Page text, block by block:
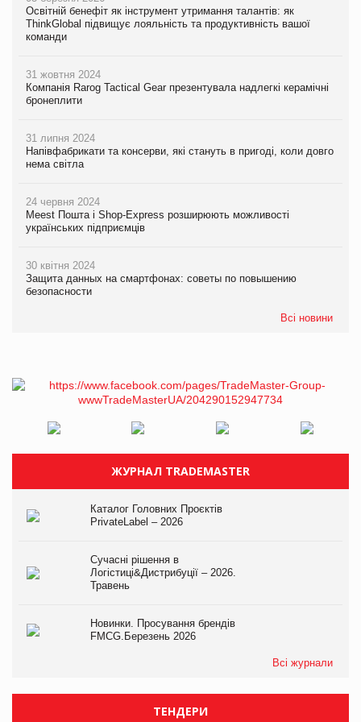
Освітній бенефіт як інструмент утримання талантів: як
ThinkGlobal підвищує лояльність та продуктивність вашої
команди
31 жовтня 2024
Компанія Rarog Tactical Gear презентувала надлегкі керамічні
бронеплити
31 липня 2024
Напівфабрикати та консерви, які стануть в пригоді, коли довго
нема світла
24 червня 2024
Meest Пошта і Shop-Express розширюють можливості
українських підприємців
30 квітня 2024
Защита данных на смартфонах: советы по повышению
безопасности
Всі новини
ЖУРНАЛ TRADEMASTER
Каталог Головних Проєктів
PrivateLabel – 2026
Сучасні рішення в
Логістиці&Дистрибуції – 2026.
Травень
Новинки. Просування брендів
FMCG.Березень 2026
Всі журнали
ТЕНДЕРИ